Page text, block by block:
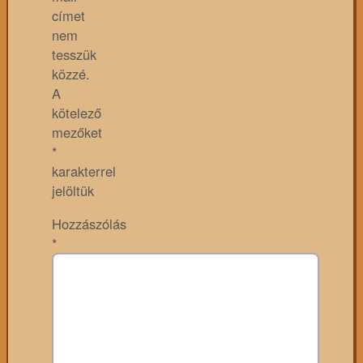
címet
nem
tesszük
közzé.
A
kötelező
mezőket
*
karakterrel
jelöltük
Hozzászólás
*